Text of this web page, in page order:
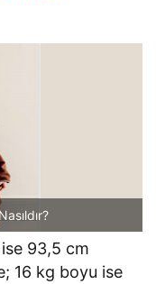
93,5 cm
16 kg boyu ise